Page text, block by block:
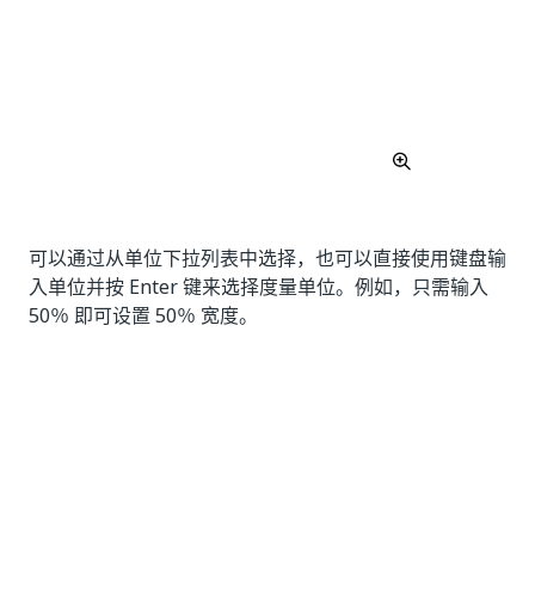
可以通过从单位下拉列表中选择，也可以直接使用键盘输
入单位并按 Enter 键来选择度量单位。例如，只需输入
50％ 即可设置 50％ 宽度。